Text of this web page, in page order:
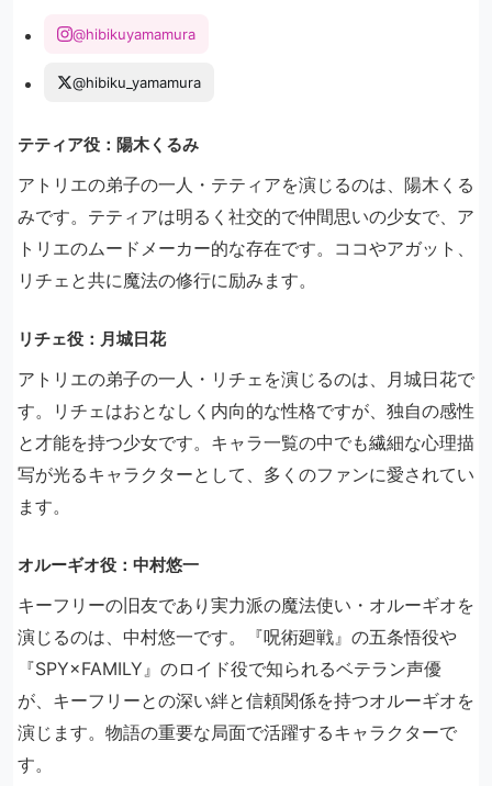
@hibikuyamamura
@hibiku_yamamura
テティア役：陽木くるみ
アトリエの弟子の一人・テティアを演じるのは、陽木くる
みです。テティアは明るく社交的で仲間思いの少女で、ア
トリエのムードメーカー的な存在です。ココやアガット、
リチェと共に魔法の修行に励みます。
リチェ役：月城日花
アトリエの弟子の一人・リチェを演じるのは、月城日花で
す。リチェはおとなしく内向的な性格ですが、独自の感性
と才能を持つ少女です。キャラ一覧の中でも繊細な心理描
写が光るキャラクターとして、多くのファンに愛されてい
ます。
オルーギオ役：中村悠一
キーフリーの旧友であり実力派の魔法使い・オルーギオを
演じるのは、中村悠一です。『呪術廻戦』の五条悟役や
『SPY×FAMILY』のロイド役で知られるベテラン声優
が、キーフリーとの深い絆と信頼関係を持つオルーギオを
演じます。物語の重要な局面で活躍するキャラクターで
す。